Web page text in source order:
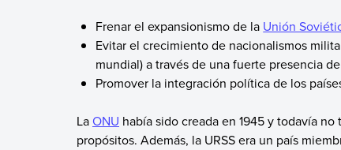
Frenar el expansionismo de la Unión
Evitar el crecimiento de nacionalismos
mundial) a través de una fuerte presencia
Promover la integración política de los
LaONU había sido creada en 1945 y todavía
propósitos. Además, la URSS era un país